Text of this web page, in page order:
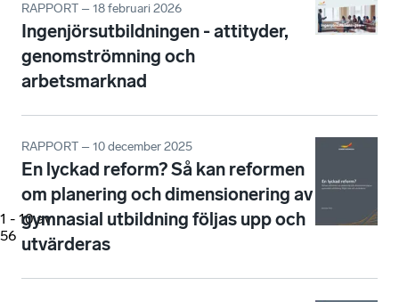
1 - 10 av
56
RAPPORT – 18 februari 2026
Ingenjörsutbildningen - attityder,
genomströmning och
arbetsmarknad
RAPPORT – 10 december 2025
En lyckad reform? Så kan reformen
om planering och dimensionering av
gymnasial utbildning följas upp och
utvärderas